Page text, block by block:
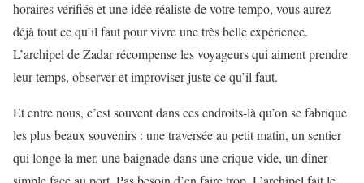
horaires vérifiés et une idée réaliste de votre tempo, vous aurez
déjà tout ce qu’il faut pour vivre une très belle expérience.
L’archipel de Zadar récompense les voyageurs qui aiment prendre
leur temps, observer et improviser juste ce qu’il faut.
Et entre nous, c’est souvent dans ces endroits-là qu’on se fabrique
les plus beaux souvenirs : une traversée au petit matin, un sentier
qui longe la mer, une baignade dans une crique vide, un dîner